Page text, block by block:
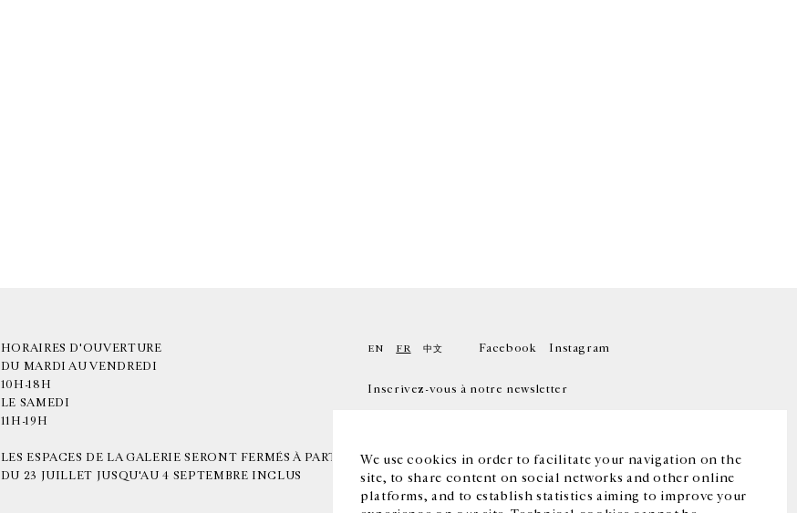
We use cookies in order to facilitate your navigation on the
site, to share content on social networks and other online
platforms, and to establish statistics aiming to improve your
HORAIRES D'OUVERTURE
DU MARDI AU VENDREDI
10H-18H
LE SAMEDI
11H-19H
LES ESPACES DE LA GALERIE SERONT FERMÉS À PARTIR
DU 23 JUILLET JUSQU'AU 4 SEPTEMBRE INCLUS
EN FR 中文 Facebook Instagram
Inscrivez-vous à notre newsletter